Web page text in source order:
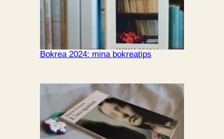
Bokrea 2024: mina bokreatips